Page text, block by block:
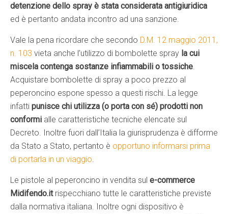
detenzione dello spray è stata considerata antigiuridica
ed è pertanto andata incontro ad una sanzione.
Vale la pena ricordare che secondo D.M. 12 maggio 2011,
n. 103 vieta anche l’utilizzo di bombolette spray la cui
miscela contenga sostanze infiammabili o tossiche
Acquistare bombolette di spray a poco prezzo al
peperoncino espone spesso a questi rischi. La legge
infatti punisce chi utilizza (o porta con sé) prodotti non
conformi alle caratteristiche tecniche elencate sul
Decreto. Inoltre fuori dall’Italia la giurisprudenza è difforme
da Stato a Stato, pertanto è opportuno informarsi prima
di portarla in un viaggio
Le pistole al peperoncino in vendita sul e-commerce
Midifendo.itrispecchiano tutte le caratteristiche previste
dalla normativa italiana. Inoltre ogni dispositivo è